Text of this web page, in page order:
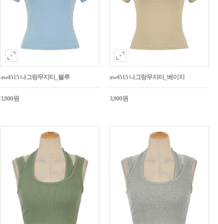
aw4515 나그랑무지티_블루
3,900원
aw4515 나그랑무지티_베이지
3,900원